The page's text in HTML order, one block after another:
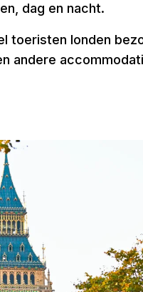
dag en nacht.
toeristen londen
andere